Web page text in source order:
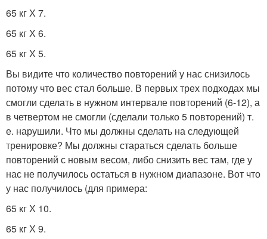
65 кг Х 7.
65 кг Х 6.
65 кг Х 5.
Вы видите что количество повторений у нас снизилось
потому что вес стал больше. В первых трех подходах мы
смогли сделать в нужном интервале повторений (6-12), а
в четвертом не смогли (сделали только 5 повторений) т.
е. нарушили. Что мы должны сделать на следующей
тренировке? Мы должны стараться сделать больше
повторений с новым весом, либо снизить вес там, где у
нас не получилось остаться в нужном диапазоне. Вот что
у нас получилось (для примера:
65 кг Х 10.
65 кг Х 9.